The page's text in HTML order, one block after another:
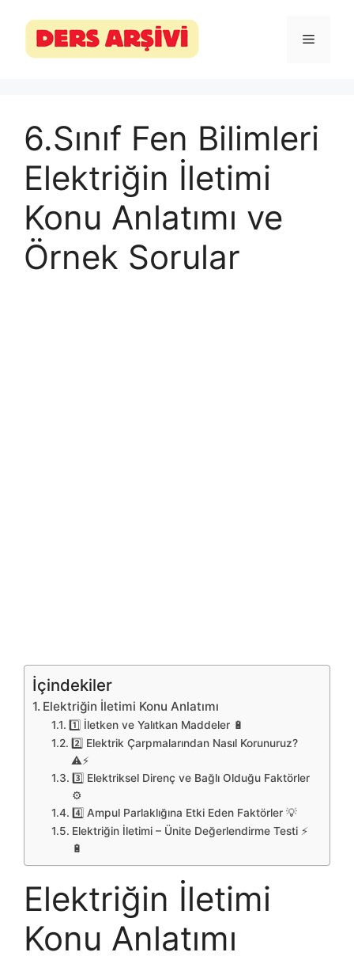
Menü
6.Sınıf Fen Bilimleri
Elektriğin İletimi
Konu Anlatımı ve
Örnek Sorular
İçindekiler
Elektriğin İletimi Konu Anlatımı
1️⃣ İletken ve Yalıtkan Maddeler 🔋
2️⃣ Elektrik Çarpmalarından Nasıl Korunuruz?
⚠️⚡
3️⃣ Elektriksel Direnç ve Bağlı Olduğu Faktörler
⚙️
4️⃣ Ampul Parlaklığına Etki Eden Faktörler 💡
Elektriğin İletimi – Ünite Değerlendirme Testi ⚡
🔋
Elektriğin İletimi
Konu Anlatımı